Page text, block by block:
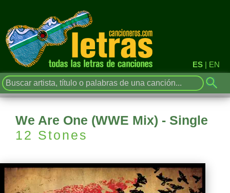
ES | EN
We Are One (WWE Mix) - Single
12 Stones